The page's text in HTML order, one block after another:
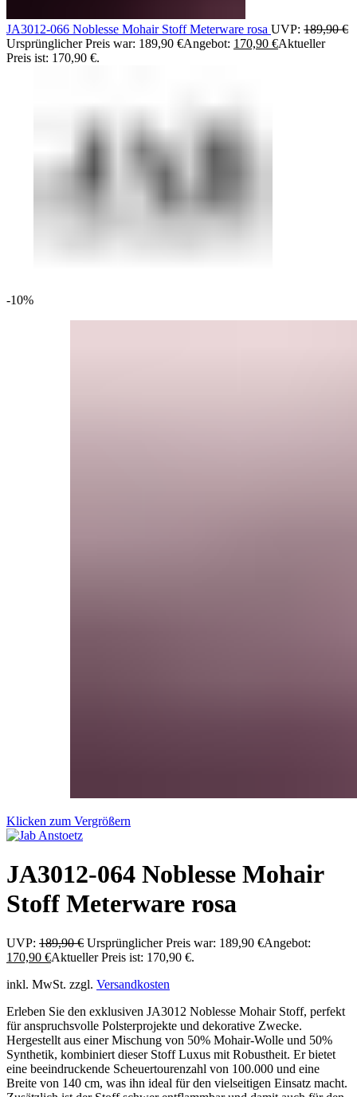
JA3012-066 Noblesse Mohair Stoff Meterware rosa UVP: 189,90€
Ursprünglicher Preis war: 189,90 €Angebot: 170,90 €Aktueller
Preis ist: 170,90 €.
-10%
Klicken zum Vergrößern
JA3012-064 Noblesse Mohair
Stoff Meterware rosa
UVP: 189,90€ Ursprünglicher Preis war: 189,90 €Angebot:
170,90 €Aktueller Preis ist: 170,90 €.
inkl. MwSt. zzgl. Versandkosten
Erleben Sie den exklusiven JA3012 Noblesse Mohair Stoff, perfekt
für anspruchsvolle Polsterprojekte und dekorative Zwecke.
Hergestellt aus einer Mischung von 50% Mohair-Wolle und 50%
Synthetik, kombiniert dieser Stoff Luxus mit Robustheit. Er bietet
eine beeindruckende Scheuertourenzahl von 100.000 und eine
Breite von 140 cm, was ihn ideal für den vielseitigen Einsatz macht.